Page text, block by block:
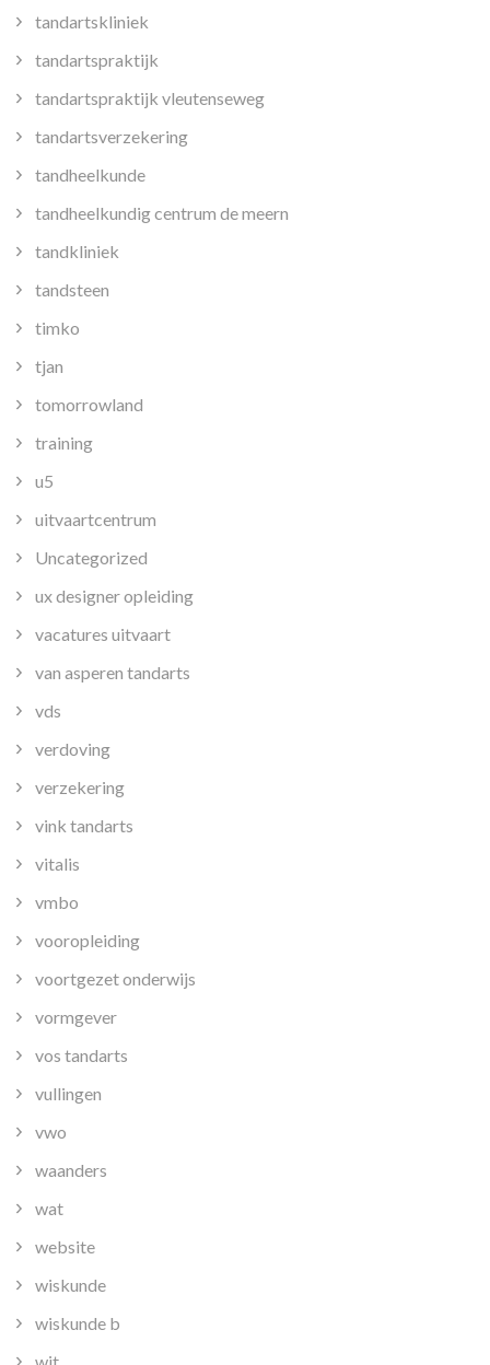
tandartskliniek
tandartspraktijk
tandartspraktijk vleutenseweg
tandartsverzekering
tandheelkunde
tandheelkundig centrum de meern
tandkliniek
tandsteen
timko
tjan
tomorrowland
training
u5
uitvaartcentrum
Uncategorized
ux designer opleiding
vacatures uitvaart
van asperen tandarts
vds
verdoving
verzekering
vink tandarts
vitalis
vmbo
vooropleiding
voortgezet onderwijs
vormgever
vos tandarts
vullingen
vwo
waanders
wat
website
wiskunde
wiskunde b
wit